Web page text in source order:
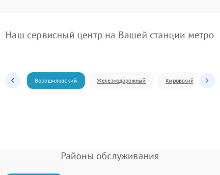
Наш сервисный центр на Вашей станции метро
Ворошиловский Железнодорожный Кировский
Районы обслуживания